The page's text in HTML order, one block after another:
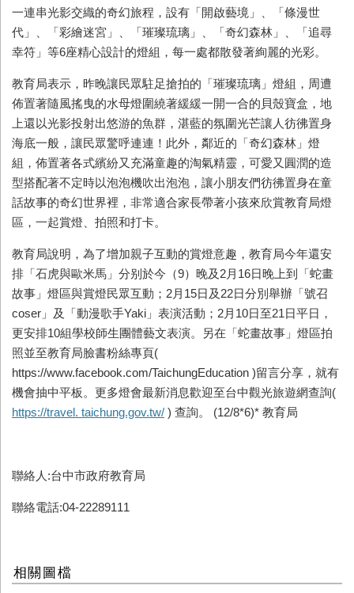
一連串光影交織的奇幻旅程，設有「開啟藝境」、「條漫世
代」、「彩繪迷宮」、「璀璨琉璃」、「奇幻森林」、「追尋
幸符」等6座精心設計的燈組，每一處都散發著絢麗的光彩。
教育局表示，昨晚讓民眾駐足搶拍的「璀璨琉璃」燈組，周遭
佈置著隨風搖曳的水母燈圍繞著緩緩一開一合的貝殼寶盒，地
上還以光影投射出悠游的魚群，湛藍的氛圍光芒讓人彷彿置身
海底一般，讓民眾驚呼連連！此外，鄰近的「奇幻森林」燈
組，佈置著各式繽紛又充滿童趣的淘氣精靈，可愛又圓潤的造
型搭配著不定時以泡泡機吹出泡泡，讓小朋友們彷彿置身在童
話故事的奇幻世界裡，非常適合家長帶著小孩來欣賞教育局燈
區，一起賞燈、拍照和打卡。
教育局說明，為了增加親子互動的賞燈意趣，教育局今年還安
排「石虎與歐米馬」分别於今（9）晚及 2月 16日晚上到「蛇畫
故事」燈區與賞燈民眾互動； 2月 15日及 22日分別舉辦「號召
coser 」及「動漫歌手Yaki 」表演活動； 2月 10日至21日平日，
更安排10組學校師生團體藝文表演。另在「蛇畫故事」燈區拍
照並至教育局臉書粉絲專頁(
https://www.facebook.com/TaichungEducation )留言分享，就有
機會抽中平板。更多燈會最新消息歡迎至台中觀光旅遊網查詢(
https://travel. taichung.gov.tw/ ) 查詢。 (12/8*6)* 教育局
聯絡人:台中市政府教育局
聯絡電話:04-22289111
相關圖檔